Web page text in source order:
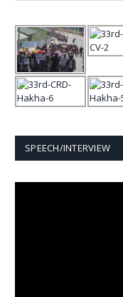
SPEECH/INTERVIEW